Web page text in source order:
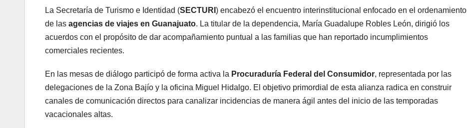
La Secretaría de Turismo e Identidad (SECTURI ) encabezó el encuentro interinstitucional enfocado en el ordenamiento
de las agencias de viajes en Guanajuato. La titular de la dependencia, María Guadalupe Robles León, dirigió los
acuerdos con el propósito de dar acompañamiento puntual a las familias que han reportado incumplimientos
comerciales recientes.
En las mesas de diálogo participó de forma activa la Procuraduría Federal del Consumidor, representada por las
delegaciones de la Zona Bajío y la oficina Miguel Hidalgo. El objetivo primordial de esta alianza radica en construir
canales de comunicación directos para canalizar incidencias de manera ágil antes del inicio de las temporadas
vacacionales altas.